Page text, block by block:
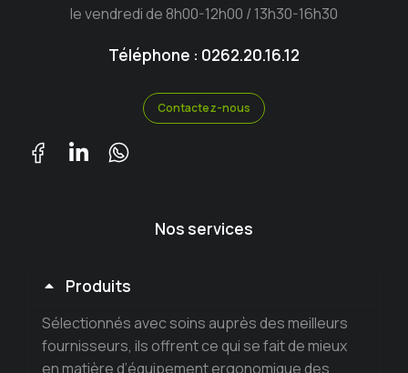
le vendredi de 8h00-12h00 / 13h30-16h30
Téléphone : 0262.20.16.12
Contactez-nous
Nos services
Produits
Sélectionnés avec soins auprès des meilleurs
fournisseurs, ils offrent ce qui se fait de mieux
en matière d’équipement ergonomique des